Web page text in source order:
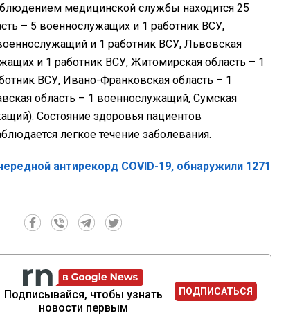
медицинской службы находится 25
– 5 военнослужащих и 1 работник ВСУ,
и 1 работник ВСУ, Львовская
и 1 работник ВСУ, Житомирская область – 1
ВСУ, Ивано-Франковская область – 1
область – 1 военнослужащий, Сумская
Состояние здоровья пациентов
легкое течение заболевания.
антирекорд COVID-19, обнаружили 1271
Подписывайся, чтобы узнать
новости первым
ПОДПИСАТЬСЯ